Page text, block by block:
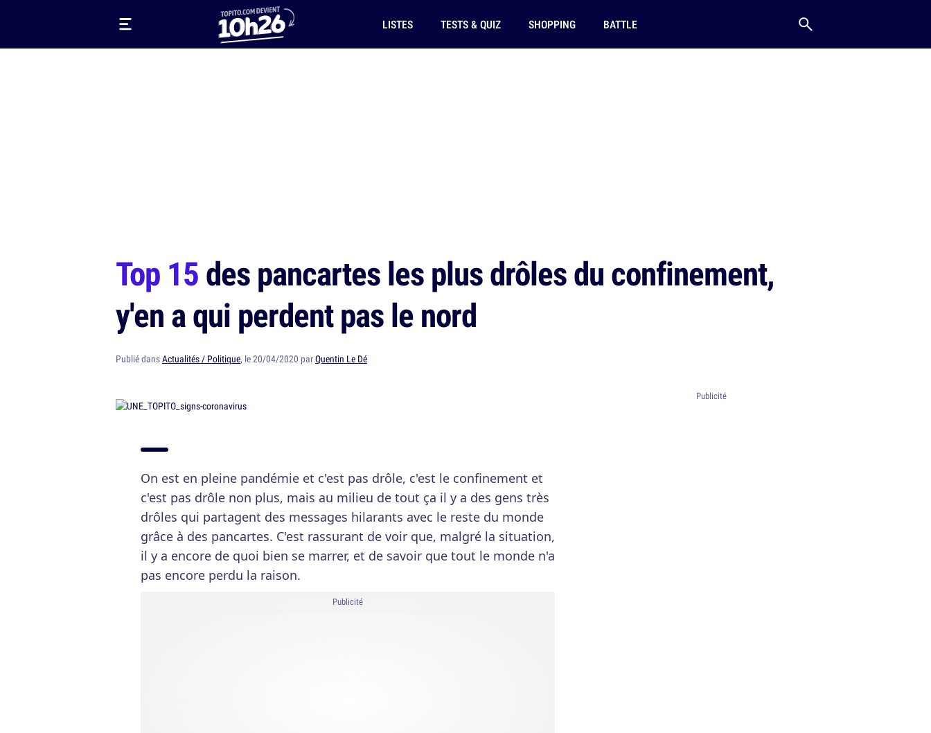
LISTES TESTS & QUIZ SHOPPING BATTLE
Top 15des pancartes les plus drôles du confinement,
y'en a qui perdent pas le nord
Publié dansActualités / Politique, le 20/04/2020 parQuentin Le Dé
On est en pleine pandémie et c'est pas drôle, c'est le confinement et
c'est pas drôle non plus, mais au milieu de tout ça il y a des gens très
drôles qui partagent des messages hilarants avec le reste du monde
grâce à des pancartes. C'est rassurant de voir que, malgré la situation,
il y a encore de quoi bien se marrer, et de savoir que tout le monde n'a
pas encore perdu la raison.
Publicité